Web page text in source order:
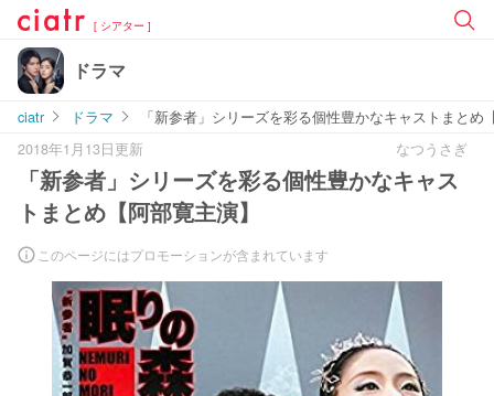
[ シアター ]
ドラマ
ciatr ドラマ
「新参者」シリーズを彩る個性豊かなキャストまとめ
2018年1月13日更新
なつうさぎ
「新参者」シリーズを彩る個性豊かなキャス
トまとめ【阿部寛主演】
このページにはプロモーションが含まれています